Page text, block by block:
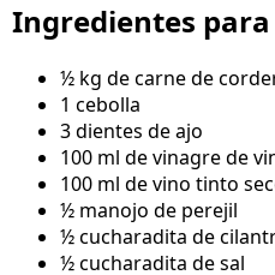
Ingredientes
½ kg de carne de
1 cebolla
3 dientes de ajo
100 ml de vinagre de
100 ml de vino tinto
½ manojo de perejil
½ cucharadita de
½ cucharadita de sal